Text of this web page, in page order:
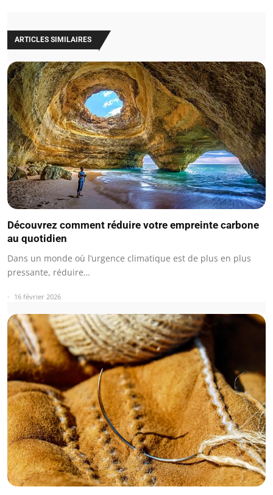
ARTICLES SIMILAIRES
Découvrez comment réduire votre empreinte carbone
au quotidien
Dans un monde où l’urgence climatique est de plus en plus
pressante, réduire…
16 février 2026